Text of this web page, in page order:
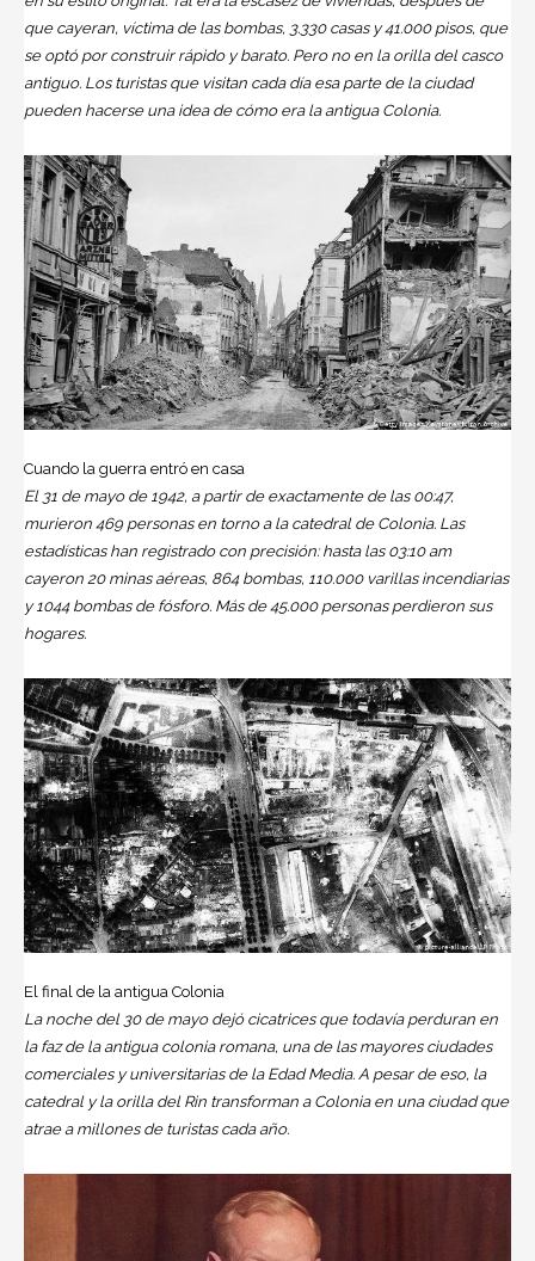
que cayeran, víctima de las bombas, 3.330 casas y 41.000 pisos, que
se optó por construir rápido y barato. Pero no en la orilla del casco
antiguo. Los turistas que visitan cada día esa parte de la ciudad
pueden hacerse una idea de cómo era la antigua Colonia.
Cuando la guerra entró en casa
El 31 de mayo de 1942, a partir de exactamente de las 00:47,
murieron 469 personas en torno a la catedral de Colonia. Las
estadísticas han registrado con precisión: hasta las 03:10 am
cayeron 20 minas aéreas, 864 bombas, 110.000 varillas incendiarias
y 1044 bombas de fósforo. Más de 45.000 personas perdieron sus
hogares.
El final de la antigua Colonia
La noche del 30 de mayo dejó cicatrices que todavía perduran en
la faz de la antigua colonia romana, una de las mayores ciudades
comerciales y universitarias de la Edad Media. A pesar de eso, la
catedral y la orilla del Rin transforman a Colonia en una ciudad que
atrae a millones de turistas cada año.